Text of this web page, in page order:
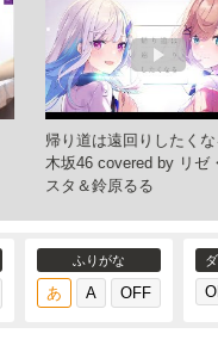
帰り道は遠回りしたく
木坂46 covered by リゼ
スタ＆鈴原るる
ふりがな